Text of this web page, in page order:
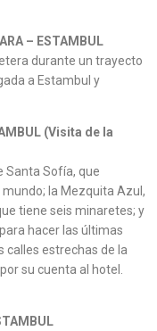
– ESTAMBUL
durante un trayecto
a Estambul y
(Visita de la
Santa Sofía, que
la Mezquita Azul,
tiene seis minaretes; y
hacer las últimas
calles estrechas de la
su cuenta al hotel.